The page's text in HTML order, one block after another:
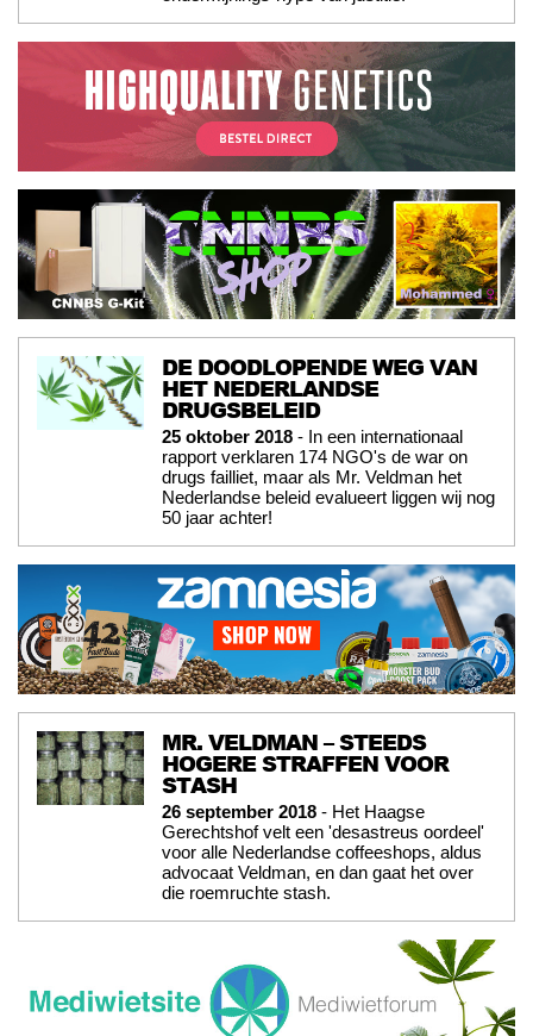
DE DOODLOPENDE WEG VAN
HET NEDERLANDSE
DRUGSBELEID
25 oktober 2018 - In een internationaal
rapport verklaren 174 NGO's de war on
drugs failliet, maar als Mr. Veldman het
Nederlandse beleid evalueert liggen wij nog
50 jaar achter!
MR. VELDMAN – STEEDS
HOGERE STRAFFEN VOOR
STASH
26 september 2018 - Het Haagse
Gerechtshof velt een 'desastreus oordeel'
voor alle Nederlandse coffeeshops, aldus
advocaat Veldman, en dan gaat het over
die roemruchte stash.